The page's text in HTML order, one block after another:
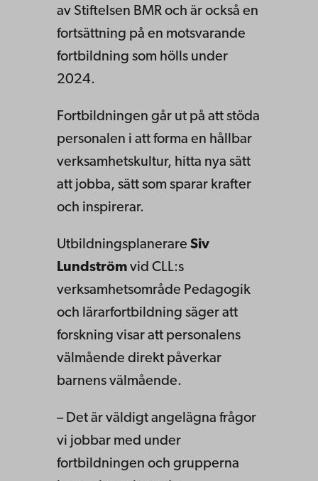
av Stiftelsen BMR och är också en
fortsättning på en motsvarande
fortbildning som hölls under
2024.
Fortbildningen går ut på att stöda
personalen i att forma en hållbar
verksamhetskultur, hitta nya sätt
att jobba, sätt som sparar krafter
och inspirerar.
Utbildningsplanerare Siv
Lundström vid CLL:s
verksamhetsområde Pedagogik
och lärarfortbildning säger att
forskning visar att personalens
välmående direkt påverkar
barnens välmående.
– Det är väldigt angelägna frågor
vi jobbar med under
fortbildningen och grupperna